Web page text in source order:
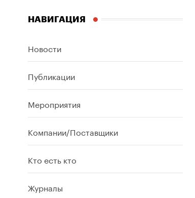
НАВИГАЦИЯ
Новости
Публикации
Мероприятия
Компании/Поставщики
Кто есть кто
Журналы